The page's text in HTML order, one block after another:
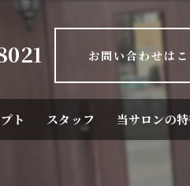
お問い合わせはこ
ト スタッフ 当サロンの